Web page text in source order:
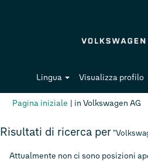
Lingua Visualizza profilo
Pagina iniziale | in Volkswagen AG
Risultati di ricerca per
Attualmente non ci sono posizioni